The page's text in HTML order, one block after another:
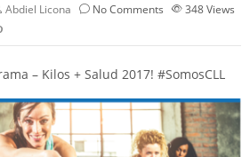
Abdiel Licona No Comments 348Views
– Kilos + Salud 2017! #SomosCLL